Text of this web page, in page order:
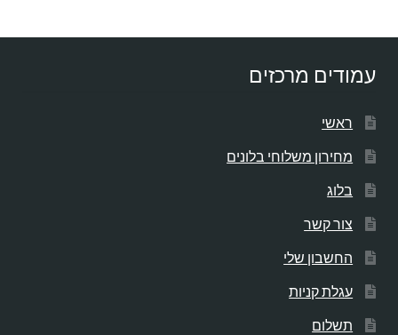
עמודים מרכזים
ראשי
מחירון משלוחי בלונים
בלוג
צור קשר
החשבון שלי
עגלת קניות
תשלום